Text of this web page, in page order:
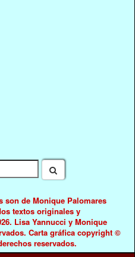
son de Monique Palomares
textos originales y
Lisa Yannucci y Monique
Carta gráfica copyright ©
reservados.